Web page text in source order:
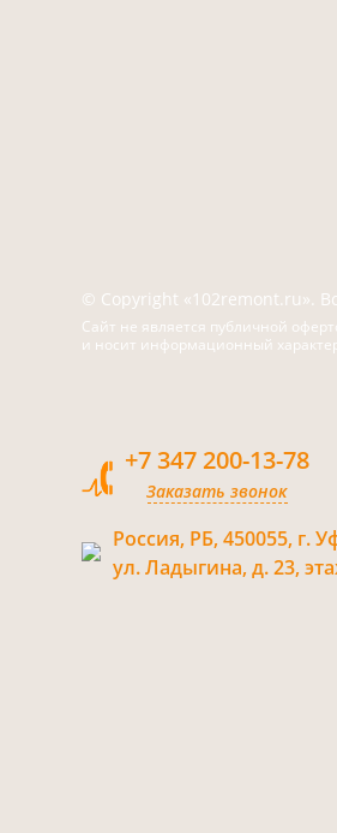
© Copyright «102remont.ru».
Сайт не является публичной
и носит информационный
+7 347 200-13-78
Заказать звонок
Россия, РБ, 450055, г.
ул. Ладыгина, д. 23,